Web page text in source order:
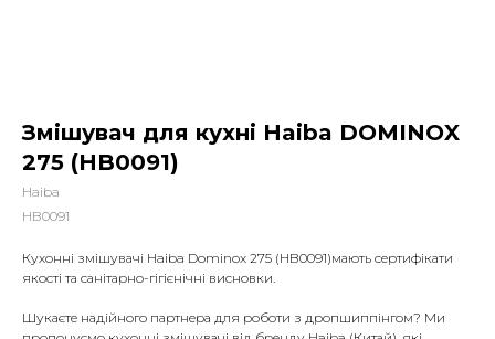
Змішувач для кухні Haiba DOMINOX
275 (HB0091)
Haiba
HB0091
Кухонні змішувачі Haiba Dominox 275 (HB0091)мають сертифікати
якості та санітарно-гігієнічні висновки.
Шукаєте надійного партнера для роботи з дропшиппінгом? Ми